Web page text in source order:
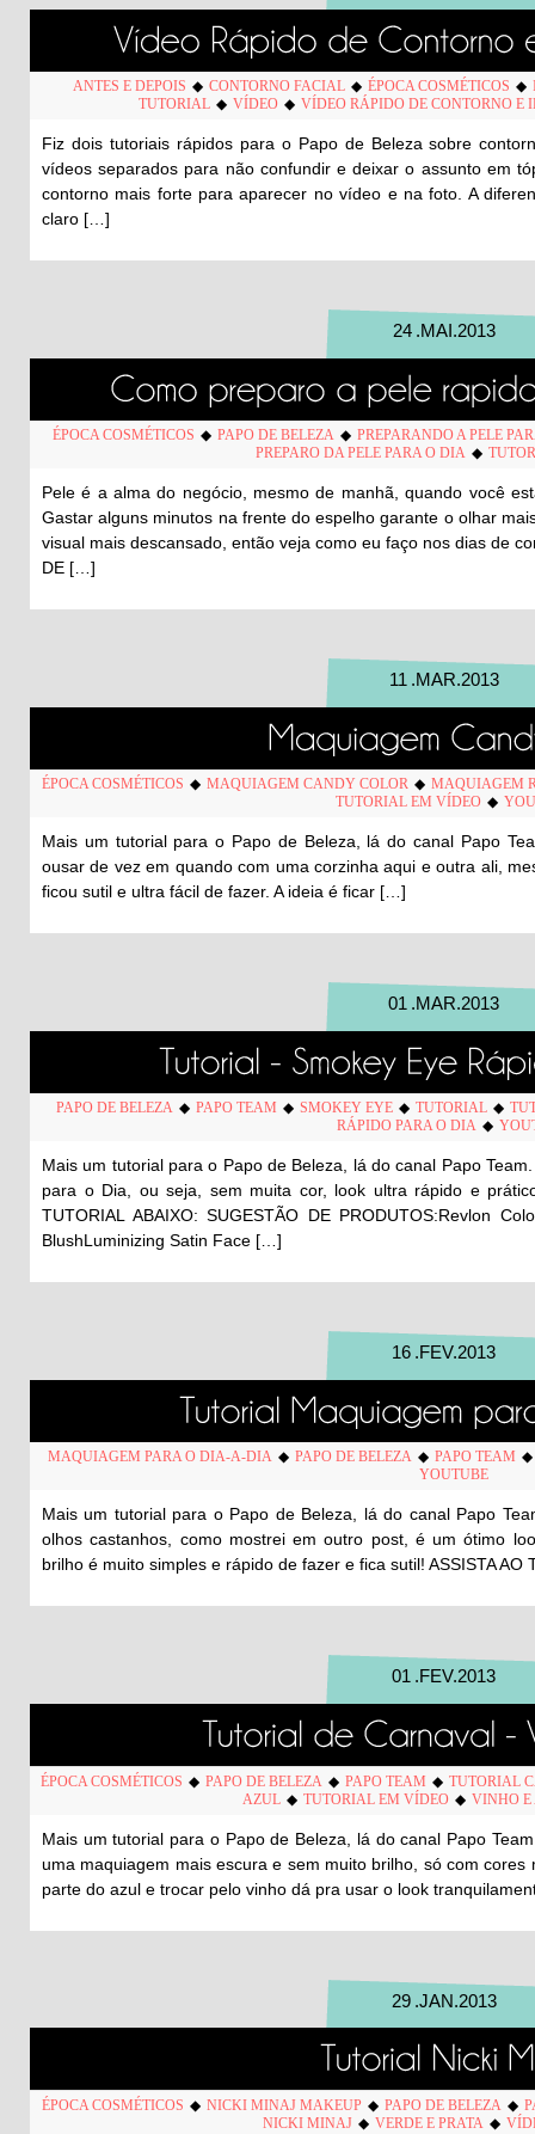
ANTES E DEPOIS ◆ CONTORNO FACIAL ◆ ÉPOCA COSMÉTICOS ◆
TUTORIAL ◆ VÍDEO ◆ VÍDEO RÁPIDO DE CONTORNO
Fiz dois tutoriais rápidos para o Papo de Beleza sobre
vídeos separados para não confundir e deixar o assunto em
contorno mais forte para aparecer no vídeo e na foto. A
claro […]
24 .MAI.2013
ÉPOCA COSMÉTICOS ◆ PAPO DE BELEZA ◆ PREPARANDO A PELE
PREPARO DA PELE PARA O DIA ◆
Pele é a alma do negócio, mesmo de manhã, quando você
Gastar alguns minutos na frente do espelho garante o olhar
visual mais descansado, então veja como eu faço nos dias de
DE […]
11 .MAR.2013
ÉPOCA COSMÉTICOS ◆ MAQUIAGEM CANDY COLOR ◆ MAQUIAGEM
TUTORIAL EM VÍDEO ◆
Mais um tutorial para o Papo de Beleza, lá do canal Papo
ousar de vez em quando com uma corzinha aqui e outra ali,
ficou sutil e ultra fácil de fazer. A ideia é ficar […]
01 .MAR.2013
PAPO DE BELEZA ◆ PAPO TEAM ◆ SMOKEY EYE ◆ TUTORIAL ◆
RÁPIDO PARA O DIA ◆
Mais um tutorial para o Papo de Beleza, lá do canal Papo
para o Dia, ou seja, sem muita cor, look ultra rápido e
TUTORIAL ABAIXO: SUGESTÃO DE PRODUTOS:Revlon
BlushLuminizing Satin Face […]
16 .FEV.2013
MAQUIAGEM PARA O DIA-A-DIA ◆ PAPO DE BELEZA ◆ PAPO TEAM ◆
YOUTUBE
Mais um tutorial para o Papo de Beleza, lá do canal Papo
olhos castanhos, como mostrei em outro post, é um ótimo
brilho é muito simples e rápido de fazer e fica sutil! ASSISTA
01 .FEV.2013
ÉPOCA COSMÉTICOS ◆ PAPO DE BELEZA ◆ PAPO TEAM ◆ TUTORIAL
AZUL ◆ TUTORIAL EM VÍDEO ◆ VINHO E
Mais um tutorial para o Papo de Beleza, lá do canal Papo
uma maquiagem mais escura e sem muito brilho, só com
parte do azul e trocar pelo vinho dá pra usar o look
29 .JAN.2013
ÉPOCA COSMÉTICOS ◆ NICKI MINAJ MAKEUP ◆ PAPO DE BELEZA ◆
NICKI MINAJ ◆ VERDE E PRATA ◆